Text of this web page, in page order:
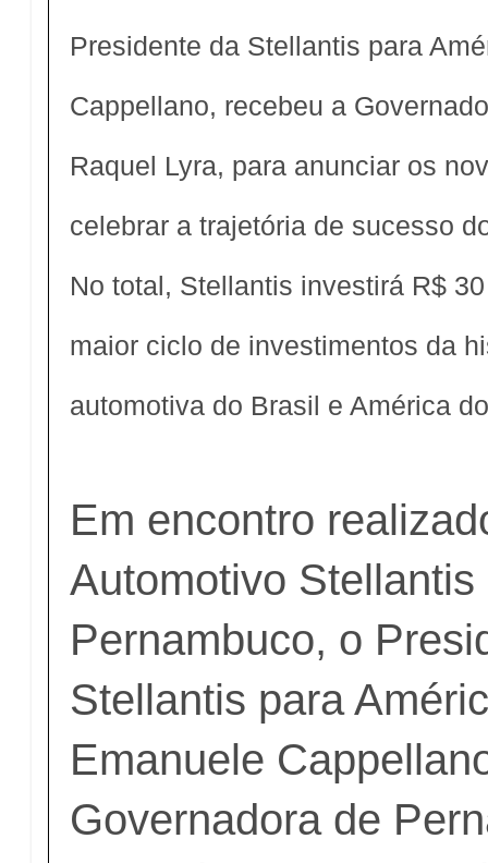
Presidente da Stellantis para
Cappellano, recebeu a
Raquel Lyra, para anunciar os
celebrar a trajetória de sucesso
No total, Stellantis investirá R$
maior ciclo de investimentos da
automotiva do Brasil e América
Em encontro
Automotivo
Pernambuco, o
Stellantis para
Emanuele
Governadora de